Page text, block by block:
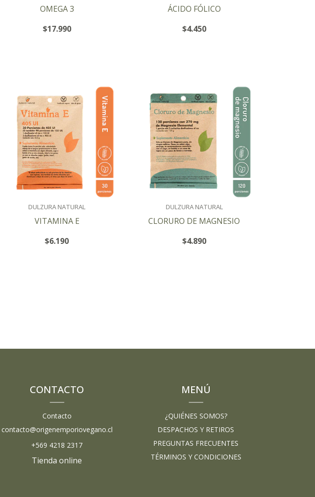
OMEGA 3
$17.990
ÁCIDO FÓLICO
$4.450
DULZURA NATURAL
VITAMINA E
$6.190
DULZURA NATURAL
CLORURO DE MAGNESIO
$4.890
CONTACTO
Contacto
contacto@origenemporiovegano.cl
+569 4218 2317
Tienda online
MENÚ
¿QUIÉNES SOMOS?
DESPACHOS Y RETIROS
PREGUNTAS FRECUENTES
TÉRMINOS Y CONDICIONES